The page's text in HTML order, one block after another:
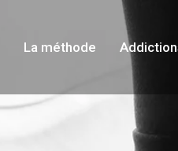
La méthode